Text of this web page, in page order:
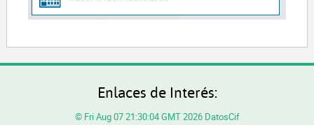
Enlaces de Interés:
© Fri Aug 07 21:30:04 GMT 2026 DatosCif